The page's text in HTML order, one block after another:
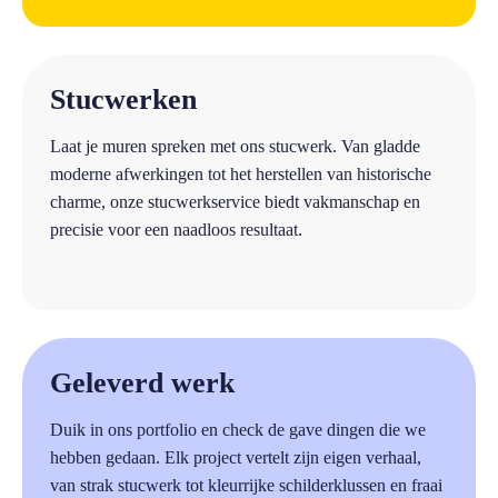
Stucwerken
Laat je muren spreken met ons stucwerk. Van gladde
moderne afwerkingen tot het herstellen van historische
charme, onze stucwerkservice biedt vakmanschap en
precisie voor een naadloos resultaat.
Geleverd werk
Duik in ons portfolio en check de gave dingen die we
hebben gedaan. Elk project vertelt zijn eigen verhaal,
van strak stucwerk tot kleurrijke schilderklussen en fraai